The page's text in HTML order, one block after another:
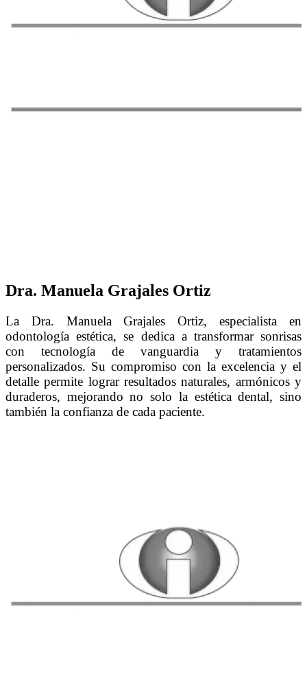
Dra. Manuela Grajales Ortiz
La Dra. Manuela Grajales Ortiz, especialista en
odontología estética, se dedica a transformar sonrisas
con tecnología de vanguardia y tratamientos
personalizados. Su compromiso con la excelencia y el
detalle permite lograr resultados naturales, armónicos y
duraderos, mejorando no solo la estética dental, sino
también la confianza de cada paciente.